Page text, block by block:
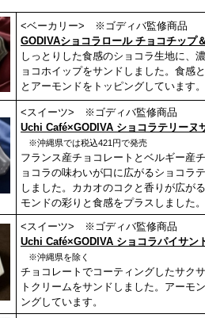
<ベーカリー> ※ゴディバ監修商品
GODIVAショコラロール チョコチップ
しっとりした食感のショコラ生地に、
ョコホイップをサンドしました。食感
とアーモンドをトッピングしています。
<スイーツ> ※ゴディバ監修商品
Uchi Café×GODIVA ショコラテリーヌ
※沖縄県では税込421円で発売
フランス産チョコレートとベルギー産
ョコラの味わいが口に広がるショコラ
しました。カカオのコクと香りが広が
モンドの彩りと食感をプラスしました。
<スイーツ> ※ゴディバ監修商品
Uchi Café×GODIVA ショコラパイサン
※沖縄県を除く
チョコレートでコーティングしたサク
トクリームをサンドしました。アーモ
ングしています。